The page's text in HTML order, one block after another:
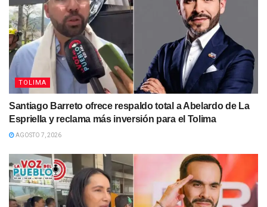
TOLIMA
Santiago Barreto ofrece respaldo total a Abelardo de La
Espriella y reclama más inversión para el Tolima
AGOSTO 7, 2026